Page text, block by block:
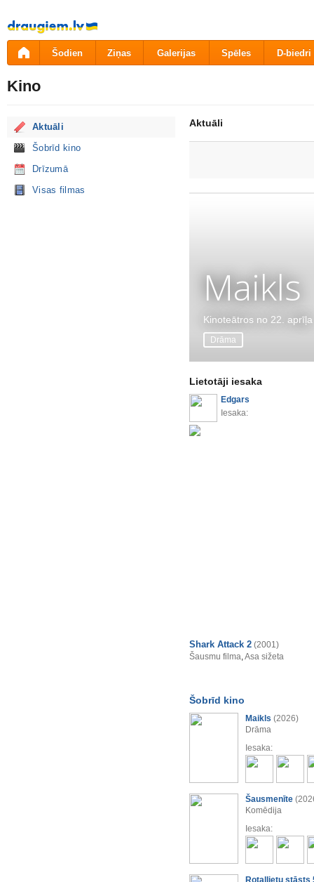
Pāriet
uz
saturu
Šodien Ziņas Galerijas Spēles D-biedri
Kino
Aktuāli
Šobrīd kino
Drīzumā
Visas filmas
Aktuāli
Maikls
Kinoteātros no 22. aprīļa
Drāma
Lietotāji iesaka
Edgars
Iesaka:
Shark Attack 2 (2001)
Šausmu filma,Asa sižeta
Šobrīd kino
Maikls (2026)
Drāma
Iesaka:
Šausmenīte
Komēdija
Iesaka:
Rotaļlietu stāsts